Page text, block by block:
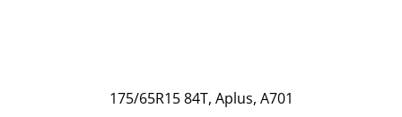
175/65R15 84T, Aplus, A701